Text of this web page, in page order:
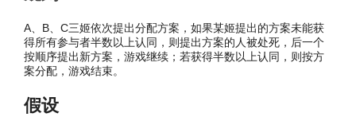
A、B、C三姬依次提出分配方案，如果某姬提出的方案未能获
得所有参与者半数以上认同，则提出方案的人被处死，后一个
按顺序提出新方案，游戏继续；若获得半数以上认同，则按方
案分配，游戏结束。
假设